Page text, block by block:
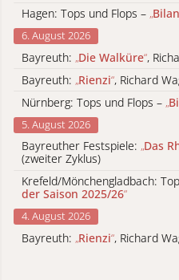
Hagen: Tops und Flops – „
6. August 2026
Bayreuth: „Die Walküre“,
Bayreuth: „Rienzi“, Richard
Nürnberg: Tops und Flops – „
5. August 2026
Bayreuther Festspiele: „Das
(zweiter Zyklus)
Krefeld/Mönchengladbach:
der Saison 2025/26“
4. August 2026
Bayreuth: „Rienzi“, Richard